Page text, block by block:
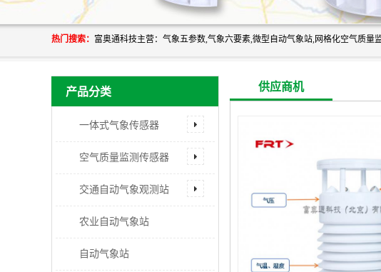
热门搜索：
产品分类
一体式气象传感器
空气质量监测传感器
交通自动气象观测站
农业自动气象站
自动气象站
供应商机